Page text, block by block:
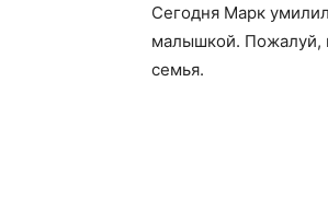
Сегодня Марк
малышкой. Пожалуй,
семья.